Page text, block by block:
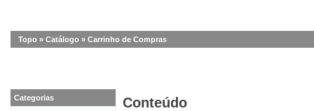
Topo » Catálogo » Carrinho de Compras
Conteúdo
Categorias